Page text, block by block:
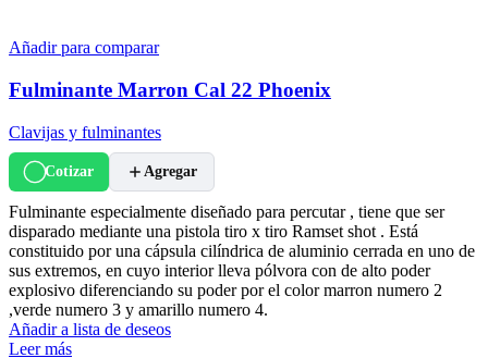
Añadir para comparar
Fulminante Marron Cal 22 Phoenix
Clavijas y fulminantes
Cotizar Agregar
Fulminante especialmente diseñado para percutar , tiene que ser
disparado mediante una pistola tiro x tiro Ramset shot . Está
constituido por una cápsula cilíndrica de aluminio cerrada en uno de
sus extremos, en cuyo interior lleva pólvora con de alto poder
explosivo diferenciando su poder por el color marron numero 2
,verde numero 3 y amarillo numero 4.
Añadir a lista de deseos
Leer más